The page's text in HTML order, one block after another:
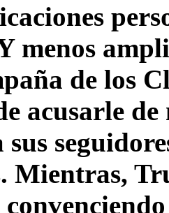
menos
de los
acusarle
sus
Mientras,